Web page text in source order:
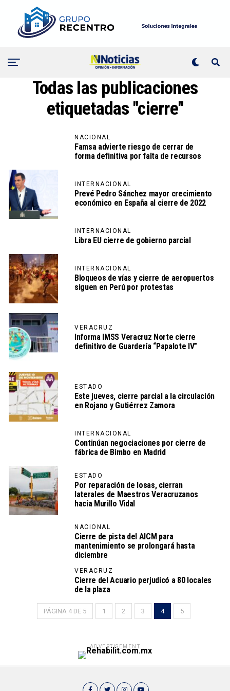
Todas las publicaciones
etiquetadas "cierre"
NACIONAL
Famsa advierte riesgo de cerrar de
forma definitiva por falta de recursos
INTERNACIONAL
Prevé Pedro Sánchez mayor crecimiento
económico en España al cierre de 2022
INTERNACIONAL
Libra EU cierre de gobierno parcial
INTERNACIONAL
Bloqueos de vías y cierre de aeropuertos
siguen en Perú por protestas
VERACRUZ
Informa IMSS Veracruz Norte cierre
definitivo de Guardería “Papalote IV”
ESTADO
Este jueves, cierre parcial a la circulación
en Rojano y Gutiérrez Zamora
INTERNACIONAL
Continúan negociaciones por cierre de
fábrica de Bimbo en Madrid
ESTADO
Por reparación de losas, cierran
laterales de Maestros Veracruzanos
hacia Murillo Vidal
NACIONAL
Cierre de pista del AICM para
mantenimiento se prolongará hasta
diciembre
VERACRUZ
Cierre del Acuario perjudicó a 80 locales
de la plaza
PÁGINA 4 DE 5 1 2 3 4 5
ADVERTISEMENT